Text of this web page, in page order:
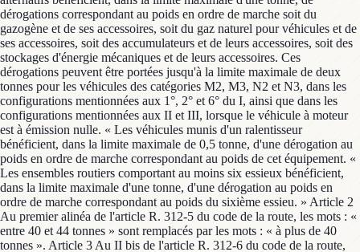
dérogations correspondant au poids en ordre de marche soit du
gazogène et de ses accessoires, soit du gaz naturel pour véhicules et de
ses accessoires, soit des accumulateurs et de leurs accessoires, soit des
stockages d'énergie mécaniques et de leurs accessoires. Ces
dérogations peuvent être portées jusqu'à la limite maximale de deux
tonnes pour les véhicules des catégories M2, M3, N2 et N3, dans les
configurations mentionnées aux 1°, 2° et 6° du I, ainsi que dans les
configurations mentionnées aux II et III, lorsque le véhicule à moteur
est à émission nulle. « Les véhicules munis d'un ralentisseur
bénéficient, dans la limite maximale de 0,5 tonne, d'une dérogation au
poids en ordre de marche correspondant au poids de cet équipement. «
Les ensembles routiers comportant au moins six essieux bénéficient,
dans la limite maximale d'une tonne, d'une dérogation au poids en
ordre de marche correspondant au poids du sixième essieu. » Article 2
Au premier alinéa de l'article R. 312-5 du code de la route, les mots : «
entre 40 et 44 tonnes » sont remplacés par les mots : « à plus de 40
tonnes ». Article 3 Au II bis de l'article R. 312-6 du code de la route,